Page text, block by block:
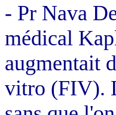
- Pr Nava
médical
augmentait
vitro (FIV).